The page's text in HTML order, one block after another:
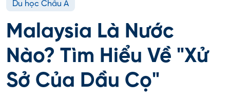
Du học Châu Á
Malaysia Là Nước
Nào? Tìm Hiểu Về "xử
Sở Của Dầu Cọ"